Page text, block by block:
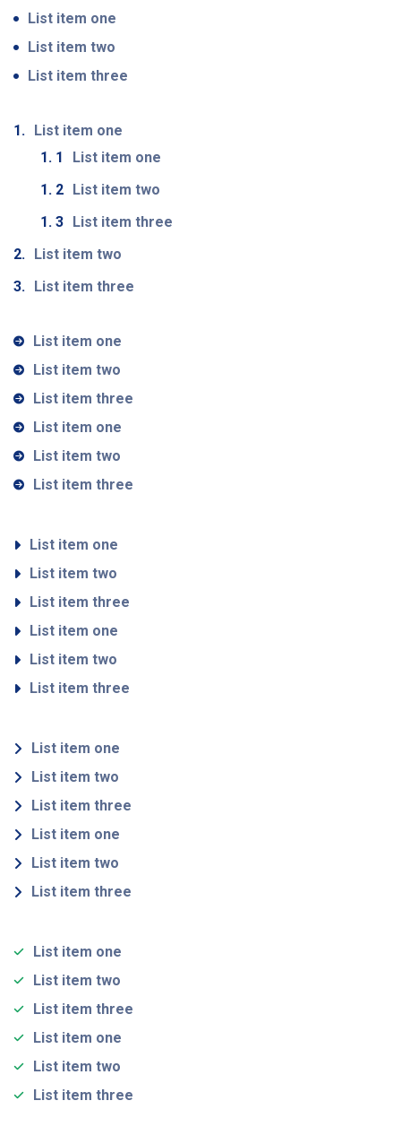
List item one
List item two
List item three
List item one
List item one
List item two
List item three
List item two
List item three
List item one
List item two
List item three
List item one
List item two
List item three
List item one
List item two
List item three
List item one
List item two
List item three
List item one
List item two
List item three
List item one
List item two
List item three
List item one
List item two
List item three
List item one
List item two
List item three